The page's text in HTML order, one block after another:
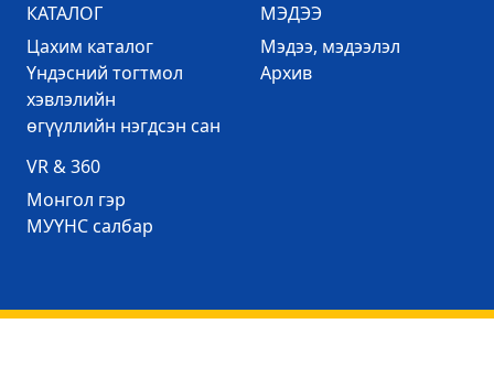
КАТАЛОГ
Цахим каталог
Үндэсний тогтмол
хэвлэлийн
өгүүллийн нэгдсэн сан
МЭДЭЭ
Mэдээ, мэдээлэл
Архив
VR & 360
Mонгол гэр
МУҮНС салбар